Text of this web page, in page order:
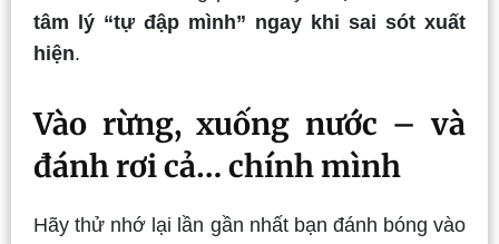
tâm lý “tự đập mình” ngay khi sai sót xuất
hiện.
Vào rừng, xuống nước – và
đánh rơi cả… chính mình
Hãy thử nhớ lại lần gần nhất bạn đánh bóng vào